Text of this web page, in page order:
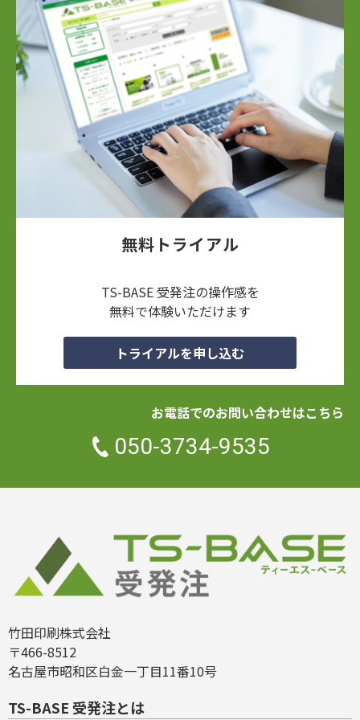
無料トライアル
TS-BASE 受発注の操作感を
無料で体験いただけます
トライアルを申し込む
お電話でのお問い合わせはこちら
050-3734-9535
竹田印刷株式会社
〒466-8512
名古屋市昭和区白金一丁目11番10号
TS-BASE 受発注とは